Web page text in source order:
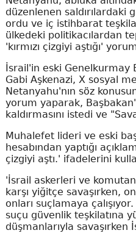
düzenlenen saldırılardaki
ordu ve iç istihbarat
ülkedeki politikacılardan
'kırmızı çizgiyi aştığı'
İsrail'in eski Genelkurmay
Gabi Aşkenazi, X sosyal
Netanyahu'nın söz
yorum yaparak,
kaldırmasını istedi ve
Muhalefet lideri ve eski
hesabından yaptığı
çizgiyi aştı.' ifadelerini
'İsrail askerleri ve
karşı yiğitçe savaşırken,
onları suçlamaya
suçu güvenlik teşkilatına
düşmanlarıyla savaşırken